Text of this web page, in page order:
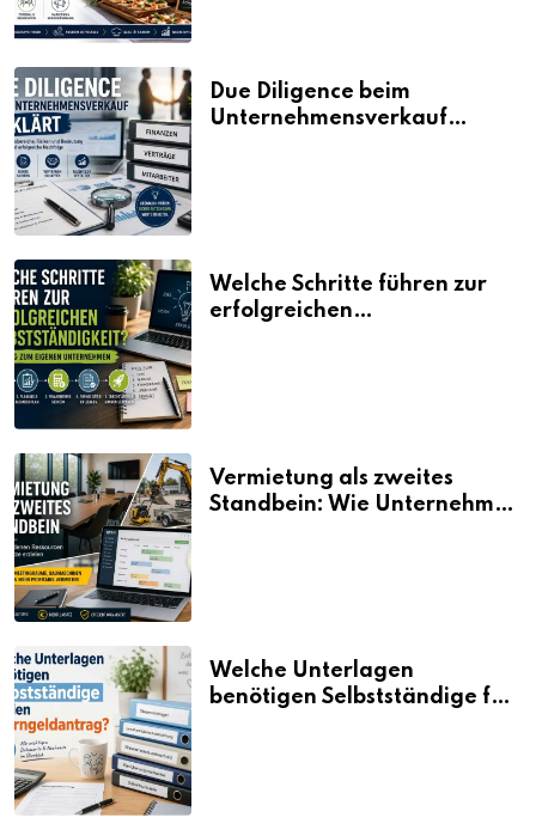
Due Diligence beim
Unternehmensverkauf
Welche Schritte führen zur
erfolgreichen
Vermietung als zweites
Standbein: Wie Unternehmen
Welche Unterlagen
benötigen Selbstständige für